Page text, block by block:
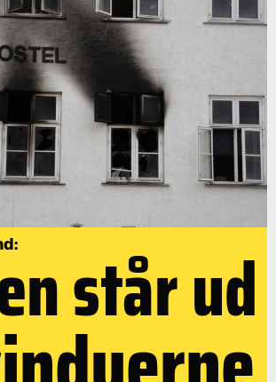
står ud